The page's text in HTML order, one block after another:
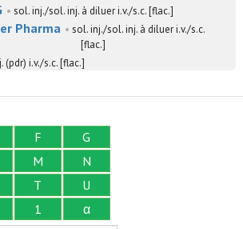
•sol. inj./sol. inj. à diluer i.v./s.c. [flac.]
Pharma •sol. inj./sol. inj. à diluer i.v./s.c.
[flac.]
(pdr) i.v./s.c. [flac.]
F
G
M
N
T
U
1
α